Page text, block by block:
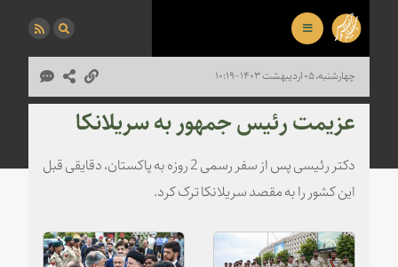
چهارشنبه، ۰۵ اردیبهشت ۱۴۰۳ - ۱۰:۱۹
عزیمت رئیس جمهور به سریلانکا
دکتر رئیسی پس از سفر رسمی 2 روزه به پاکستان، دقایقی قبل
این کشور را به مقصد سریلانکا ترک کرد.